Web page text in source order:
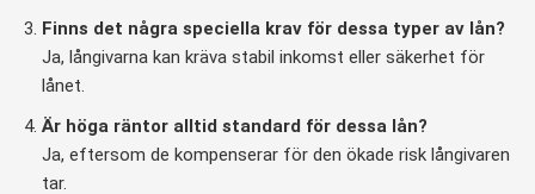
Finns det några speciella krav för dessa typer av lån?
Ja, långivarna kan kräva stabil inkomst eller säkerhet för
lånet.
Är höga räntor alltid standard för dessa lån?
Ja, eftersom de kompenserar för den ökade risk långivaren
tar.